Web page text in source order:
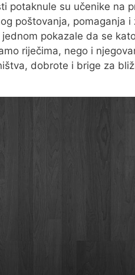
potaknule su učenike na
poštovanja, pomaganja i
pokazale da se
riječima, nego i
dobrote i brige za